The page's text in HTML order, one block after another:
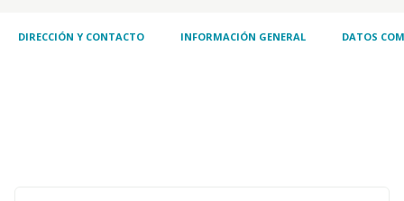
DIRECCIÓN Y CONTACTO INFORMACIÓN GENERAL DATOS